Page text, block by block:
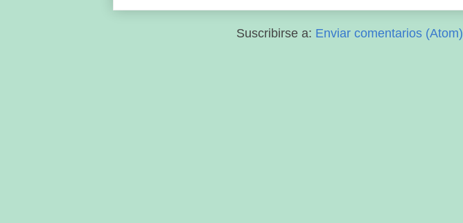
Suscribirse a: Enviar comentarios (Atom)